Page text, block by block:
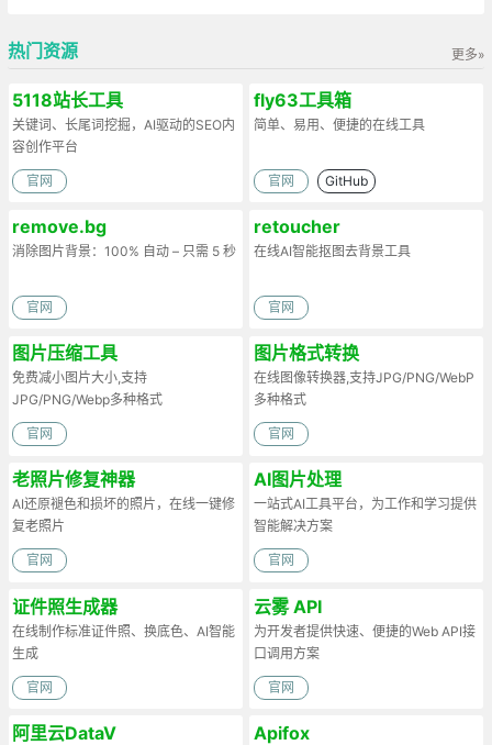
更多»
热门资源
5118站长工具
关键词、长尾词挖掘，AI驱动的SEO内
容创作平台
官网
fly63工具箱
简单、易用、便捷的在线工具
官网 GitHub
remove.bg
消除图片背景：100% 自动 – 只需 5 秒
官网
retoucher
在线AI智能抠图去背景工具
官网
图片压缩工具
免费减小图片大小,支持
JPG/PNG/Webp多种格式
官网
图片格式转换
在线图像转换器,支持JPG/PNG/WebP
多种格式
官网
老照片修复神器
AI还原褪色和损坏的照片，在线一键修
复老照片
官网
AI图片处理
一站式AI工具平台，为工作和学习提供
智能解决方案
官网
证件照生成器
在线制作标准证件照、换底色、AI智能
生成
官网
云雾 API
为开发者提供快速、便捷的Web API接
口调用方案
官网
阿里云DataV Apifox